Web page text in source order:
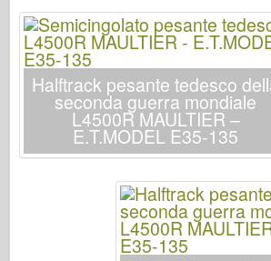
Italeri
Leggenda
Modello Meng
Tamiya
Tristar
Trombettista
Halftrack pesante tedesco
seconda guerra mondiale
L4500R MAULTIER –
E.T.MODEL E35-135